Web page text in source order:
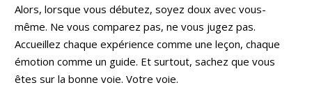
Alors, lorsque vous débutez, soyez doux avec vous-
même. Ne vous comparez pas, ne vous jugez pas.
Accueillez chaque expérience comme une leçon, chaque
émotion comme un guide. Et surtout, sachez que vous
êtes sur la bonne voie. Votre voie.